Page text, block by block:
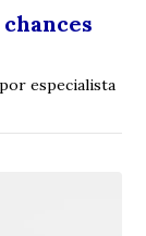
especialista